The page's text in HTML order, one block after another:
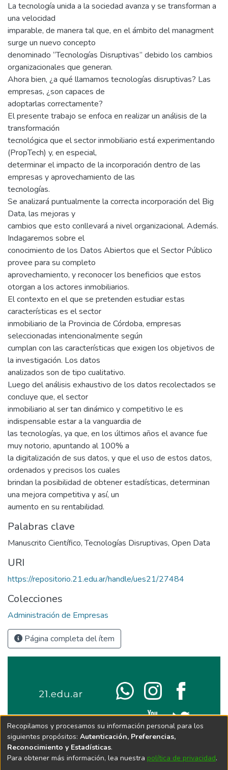
La tecnología unida a la sociedad avanza y se transforman a
una velocidad
imparable, de manera tal que, en el ámbito del managment
surge un nuevo concepto
denominado “Tecnologías Disruptivas” debido los cambios
organizacionales que generan.
Ahora bien, ¿a qué llamamos tecnologías disruptivas? Las
empresas, ¿son capaces de
adoptarlas correctamente?
El presente trabajo se enfoca en realizar un análisis de la
transformación
tecnológica que el sector inmobiliario está experimentando
(PropTech) y, en especial,
determinar el impacto de la incorporación dentro de las
empresas y aprovechamiento de las
tecnologías.
Se analizará puntualmente la correcta incorporación del Big
Data, las mejoras y
cambios que esto conllevará a nivel organizacional. Además.
Indagaremos sobre el
conocimiento de los Datos Abiertos que el Sector Público
provee para su completo
aprovechamiento, y reconocer los beneficios que estos
otorgan a los actores inmobiliarios.
El contexto en el que se pretenden estudiar estas
características es el sector
inmobiliario de la Provincia de Córdoba, empresas
seleccionadas intencionalmente según
cumplan con las características que exigen los objetivos de
la investigación. Los datos
analizados son de tipo cualitativo.
Luego del análisis exhaustivo de los datos recolectados se
concluye que, el sector
inmobiliario al ser tan dinámico y competitivo le es
indispensable estar a la vanguardia de
las tecnologías, ya que, en los últimos años el avance fue
muy notorio, apuntando al 100% a
la digitalización de sus datos, y que el uso de estos datos,
ordenados y precisos los cuales
brindan la posibilidad de obtener estadísticas, determinan
una mejora competitiva y así, un
aumento en su rentabilidad.
Palabras clave
Manuscrito Científico,Tecnologías Disruptivas, Open Data
URI
https://repositorio.21.edu.ar/handle/ues21/27484
Colecciones
Administración de Empresas
Página completa del ítem
Recopilamos y procesamos su información personal para los
siguientes propósitos: Autenticación, Preferencias,
Reconocimiento y Estadísticas.
Para obtener más información, lea nuestra política de privacidad.